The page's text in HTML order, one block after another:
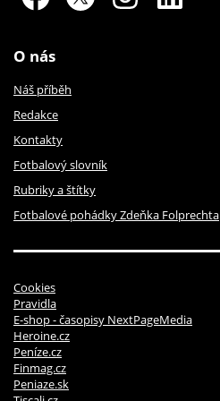
O nás
Náš příběh
Redakce
Kontakty
Fotbalový slovník
Rubriky a štítky
Fotbalové pohádky Zdeňka Folprechta
Cookies
Pravidla
E-shop - časopisy NextPageMedia
Heroine.cz
Peníze.cz
Finmag.cz
Peniaze.sk